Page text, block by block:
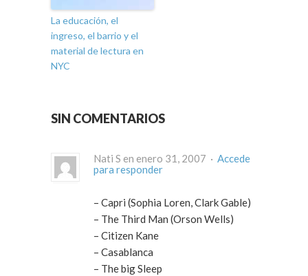
La educación, el
ingreso, el barrio y el
material de lectura en
NYC
SIN COMENTARIOS
Nati S en enero 31, 2007 · Accede
para responder
– Capri (Sophia Loren, Clark Gable)
– The Third Man (Orson Wells)
– Citizen Kane
– Casablanca
– The big Sleep